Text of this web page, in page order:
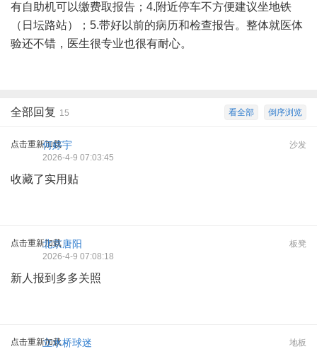
有自助机可以缴费取报告；4.附近停车不方便建议坐地铁
（日坛路站）；5.带好以前的病历和检查报告。整体就医体
验还不错，医生很专业也很有耐心。
倒序浏览
看全部
全部回复 15
点击重新加载 沙发
何婷宇
2026-4-9 07:03:45
收藏了实用贴
点击重新加载 板凳
北京唐阳
2026-4-9 07:08:18
新人报到多多关照
点击重新加载 地板
立水桥球迷